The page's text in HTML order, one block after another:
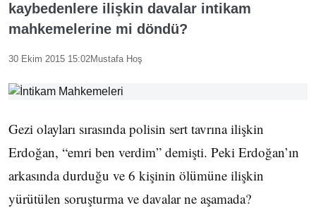
kaybedenlere ilişkin davalar intikam
mahkemelerine mi döndü?
30 Ekim 2015 15:02Mustafa Hoş
Gezi olayları sırasında polisin sert tavrına ilişkin
Erdoğan, “emri ben verdim” demişti. Peki Erdoğan’ın
arkasında durduğu ve 6 kişinin ölümüne ilişkin
yürütülen soruşturma ve davalar ne aşamada?